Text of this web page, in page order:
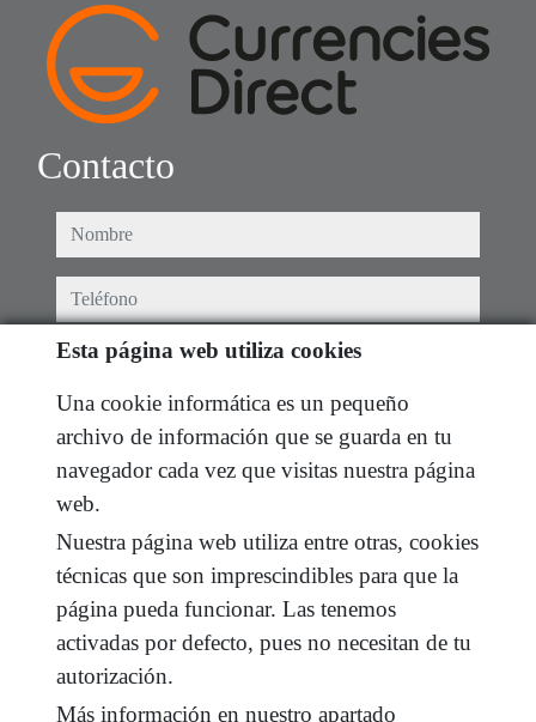
Contacto
nombre
teléfono
e-mail
He leído y acepto las condiciones de uso y
de privacidad
mensaje
Captcha
Esta página web utiliza cookies
Una cookie informática es un pequeño
archivo de información que se guarda en tu
navegador cada vez que visitas nuestra página
web.
Nuestra página web utiliza entre otras, cookies
técnicas que son imprescindibles para que la
página pueda funcionar. Las tenemos
activadas por defecto, pues no necesitan de tu
autorización.
Más información en nuestro apartado